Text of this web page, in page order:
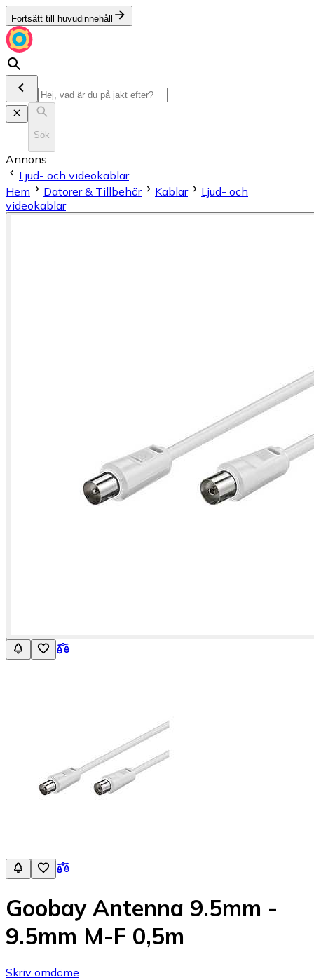
Fortsätt till huvudinnehåll
Sök
Annons
Ljud- och videokablar
Hem
Datorer & Tillbehör Kablar
Ljud- och
videokablar
Goobay Antenna 9.5mm -
9.5mm M-F 0,5m
Skriv omdöme